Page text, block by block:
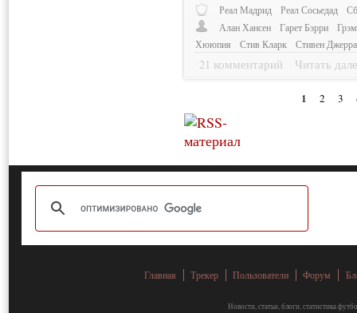
Реал Мадрид Реал Сосьедад
Алан Хансен
Гарет Бэрри
Хююпия
Стив Кларк Стивен
21 комментарий Читать
1 2 3
Главная Трекер Пользователи Форум
Новости, статьи, блоги, статистика